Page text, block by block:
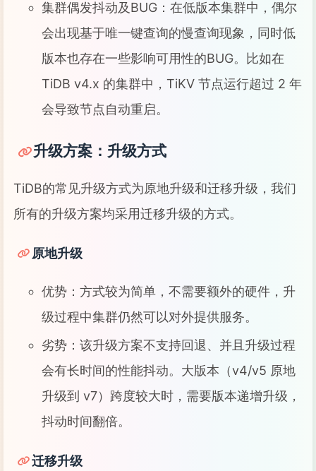
集群偶发抖动及BUG：在低版本集群中，偶尔
会出现基于唯一键查询的慢查询现象，同时低
版本也存在一些影响可用性的BUG。比如在
TiDB v4.x 的集群中，TiKV 节点运行超过 2 年
会导致节点自动重启。
升级方案：升级方式
TiDB的常见升级方式为原地升级和迁移升级，我们
所有的升级方案均采用迁移升级的方式。
原地升级
优势：方式较为简单，不需要额外的硬件，升
级过程中集群仍然可以对外提供服务。
劣势：该升级方案不支持回退、并且升级过程
会有长时间的性能抖动。大版本（v4/v5 原地
升级到 v7）跨度较大时，需要版本递增升级，
抖动时间翻倍。
迁移升级